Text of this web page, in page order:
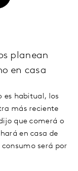
planean
en casa
es habitual, los
más reciente
que comerá o
en casa de
será por